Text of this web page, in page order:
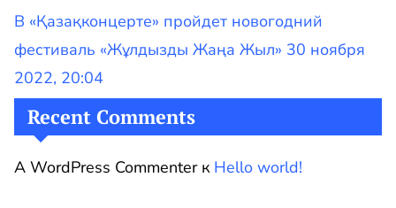
В «Қазақконцерте» пройдет новогодний
фестиваль «Жұлдызды Жаңа Жыл» 30 ноября
2022, 20:04
Recent Comments
A WordPress Commenterк Hello world!